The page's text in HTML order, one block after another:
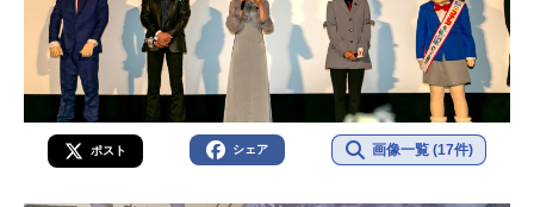
ポスト シェア 画像一覧 (17件)